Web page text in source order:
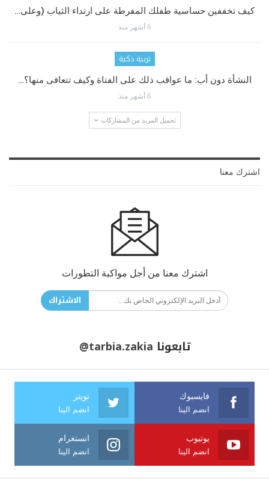
كيف تخففين حساسية طفلك المفرطة على ارتداء الثياب (وعلى…
6 أشهر منذ
تربية ذكية
النشأة دون أب: ما عواقب ذلك على الفتاة وكيف تتعافى منها؟…
6 أشهر منذ
تحميل المزيد من المشاركات
اشترك معنا
اشترك معنا من أجل مواكبة التطورات
الاشتراك
تابعونا @tarbia.zakia
فايسبوك
انضم الينا
تويتر
انضم الينا
يوتيوب
انضم الينا
انستغرام
انضم الينا